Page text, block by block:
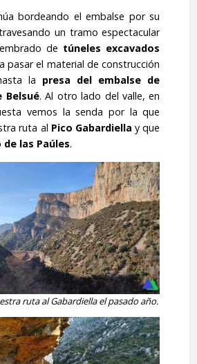
bordeando el embalse por su
un tramo espectacular
de túneles excavados
pasar el material de construcción
la presa del embalse de
Belsué. Al otro lado del valle, en
vemos la senda por la que
ruta al Pico Gabardiella y que
las Paúles.
ruta al Gabardiella el pasado año.